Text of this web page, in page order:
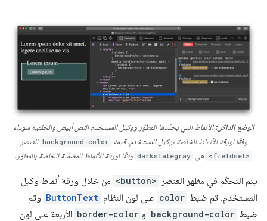
الوضع الداكن:الأنماط التي يحدّدها المطوّر ووكيل المستخدم النص أبيض والخلفية سوداء
وفقًا لورقة الأنماط الخاصة بوكيل المستخدم. قيمة background-color للعنصر
<fieldset> هي darkslategray وفقًا لورقة الأنماط المضمّنة الخاصة بالمطوّر.
يتم التحكّم في مظهر العنصر <button> من خلال ورقة أنماط وكيل
المستخدم. تم ضبط color على لون النظام ButtonText وتم
ضبط background-color و border-color الأربعة على لون